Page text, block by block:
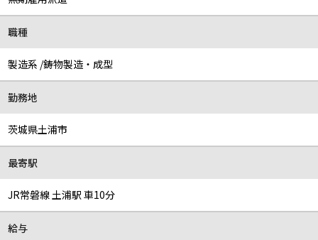
職種
製造系 /鋳物製造・成型
勤務地
茨城県土浦市
最寄駅
JR常磐線 土浦駅 車10分
給与